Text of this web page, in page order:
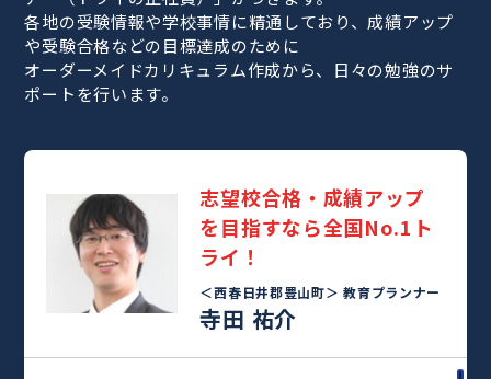
各地の受験情報や学校事情に精通しており、成績アップ
や受験合格などの目標達成のために
オーダーメイドカリキュラム作成から、日々の勉強のサ
ポートを行います。
志望校合格・成績アップ
を目指すなら全国No.1ト
ライ！
＜西春日井郡豊山町＞教育プランナー
寺田 祐介